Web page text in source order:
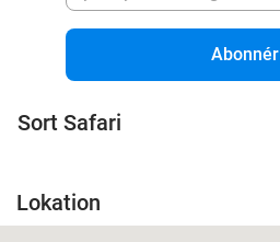
Abonnér
Sort Safari
Lokation